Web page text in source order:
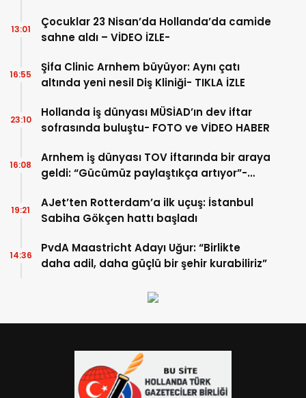
Çocuklar 23 Nisan’da Hollanda’da camide
sahne aldı – VİDEO İZLE-
13:01
Şifa Clinic Arnhem büyüyor: Aynı çatı
altında yeni nesil Diş Kliniği- TIKLA İZLE
16:55
Hollanda iş dünyası MÜSİAD’ın dev iftar
sofrasında buluştu- FOTO ve VİDEO HABER
23:10
Arnhem iş dünyası TOV iftarında bir araya
geldi: “Gücümüz paylaştıkça artıyor”-
16:08
AJet’ten Rotterdam’a ilk uçuş: İstanbul
Sabiha Gökçen hattı başladı
19:21
PvdA Maastricht Adayı Uğur: “Birlikte
daha adil, daha güçlü bir şehir kurabiliriz”
14:36